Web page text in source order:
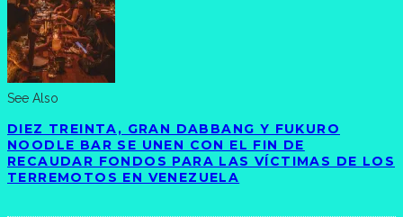
See Also
DIEZ TREINTA, GRAN DABBANG Y FUKURO
NOODLE BAR SE UNEN CON EL FIN DE
RECAUDAR FONDOS PARA LAS VÍCTIMAS DE LOS
TERREMOTOS EN VENEZUELA